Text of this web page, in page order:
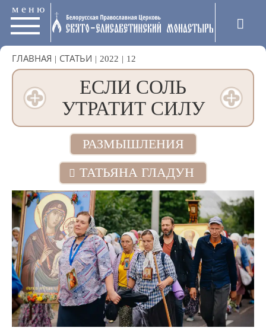
меню
ГЛАВНАЯ | СТАТЬИ | 2022 | 12
ЕСЛИ СОЛЬ
УТРАТИТ СИЛУ
РАЗМЫШЛЕНИЯ
ТАТЬЯНА ГЛАДУН